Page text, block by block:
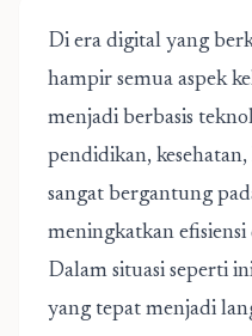
Di era digital yang
hampir semua aspek
menjadi berbasis
pendidikan,
sangat bergantung
meningkatkan
Dalam situasi seperti
yang tepat menjadi